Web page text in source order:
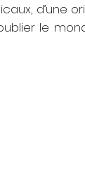
d’une
le